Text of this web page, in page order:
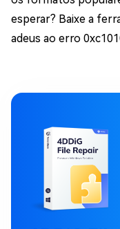
esperar? Baixe a
adeus ao erro